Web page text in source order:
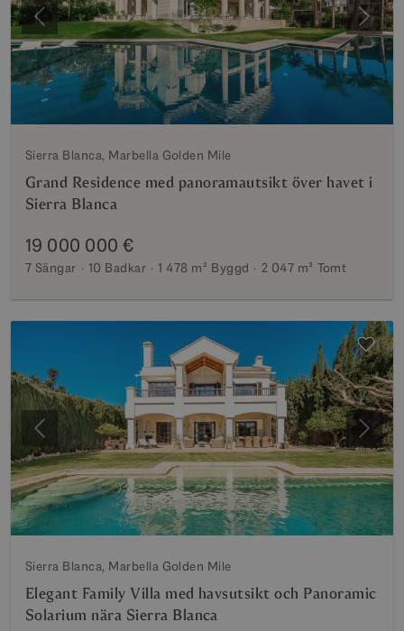
Föregående Nästa
Sierra Blanca, Marbella Golden Mile
Grand Residence med panoramautsikt över havet i
Sierra Blanca
19 000 000 €
7 Sängar 10 Badkar 1 478 m² Byggd 2 047 m² Tomt
Föregående Nästa
Sierra Blanca, Marbella Golden Mile
Elegant Family Villa med havsutsikt och Panoramic
Solarium nära Sierra Blanca